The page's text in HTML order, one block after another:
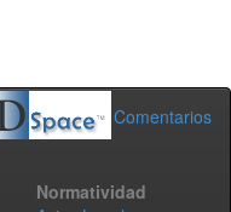
Comentarios
Normatividad